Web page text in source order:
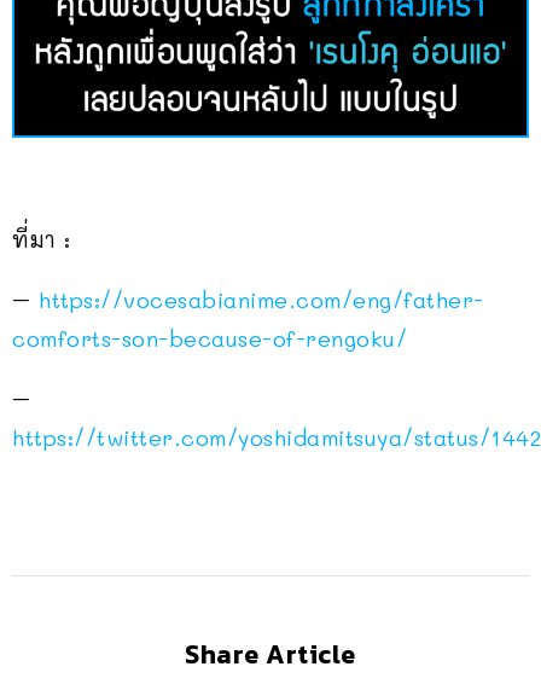
ที่มา :
– https://vocesabianime.com/eng/father-
comforts-son-because-of-rengoku/
–
https://twitter.com/yoshidamitsuya/status/
Share Article